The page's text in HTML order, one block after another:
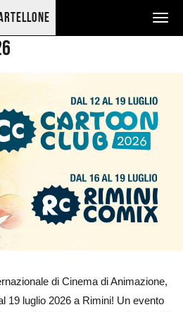
di Cinema di Animazione,
19 luglio 2026 a Rimini! Un evento